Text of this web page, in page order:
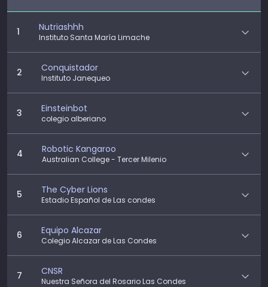
1 Nutriashhh
Instituto Santa María Limache
2 Conquistador
Instituto Janequeo
3 Einsteinbot
colegio alberiano
4 Robotic Kangaroo
Australian College - Tercer Milenio
5 The Cyber Lions
Estadio Español de Las condes
6 Equipo Alcazar
Colegio Alcazar de Las Condes
7 CNSR
Nuestra Señora del Rosario Las Condes